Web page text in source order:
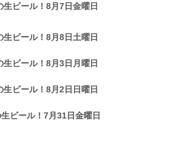
生ビール！8月7日金曜日
生ビール！8月8日土曜日
生ビール！8月3日月曜日
生ビール！8月2日日曜日
ビール！7月31日金曜日